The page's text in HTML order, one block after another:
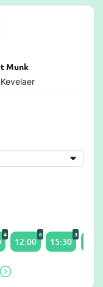
Munk
4
12:00
6
15:30
3